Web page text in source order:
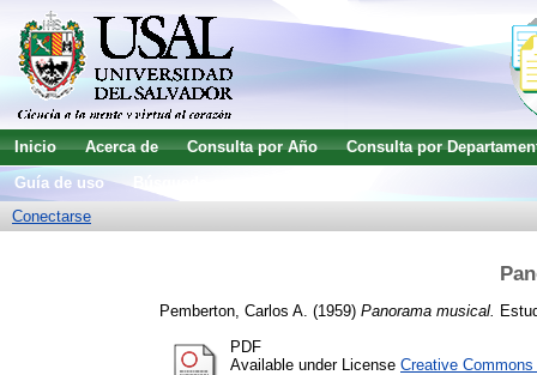
Inicio Acerca de Consulta por Año
Consulta por
Guía de uso
Conectarse
Pemberton, Carlos A. (1959) Panorama musical.
PDF
Available under License Creative